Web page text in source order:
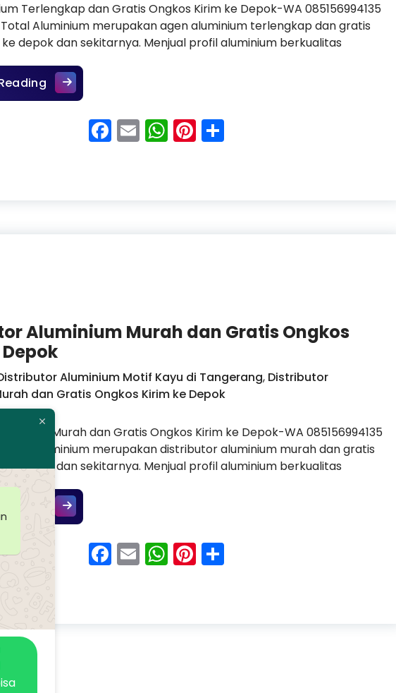
Terlengkap dan Gratis Ongkos Kirim ke Depok-WA 085156994135
Aluminium merupakan agen aluminium terlengkap dan gratis
depok dan sekitarnya. Menjual profil aluminium berkualitas
Agen Aluminium Terlengkap dan Gratis Ongkos Kirim ke
Facebook
EmailWhatsApp
Pinterest
Share
Aluminium Murah dan Gratis Ongkos
Aluminium Motif Kayu di Tangerang, Distributor
dan Gratis Ongkos Kirim ke Depok
Murah dan Gratis Ongkos Kirim ke Depok-WA 085156994135
Aluminium merupakan distributor aluminium murah dan gratis
depok dan sekitarnya. Menjual profil aluminium berkualitas
Distributor Aluminium Murah dan Gratis Ongkos Kirim ke
Facebook
EmailWhatsApp
Pinterest
Share